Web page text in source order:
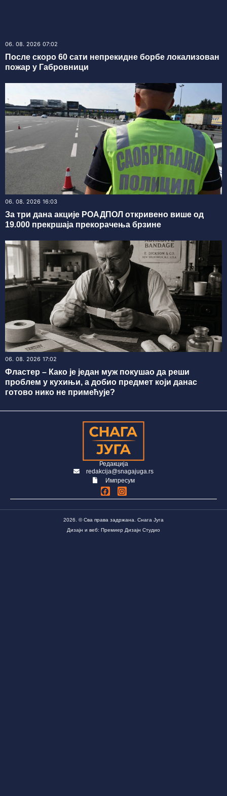
06. 08. 2026 07:02
После скоро 60 сати непрекидне борбе локализован
пожар у Габровници
06. 08. 2026 16:03
За три дана акције РОАДПОЛ откривено више од
19.000 прекршаја прекорачења брзине
06. 08. 2026 17:02
Фластер – Како је један муж покушао да реши
проблем у кухињи, а добио предмет који данас
готово нико не примећује?
Редакција
redakcija@snagajuga.rs
Импресум
2026. © Сва права задржана. Снага Југа
Дизајн и веб: Премиер Дизајн Студио